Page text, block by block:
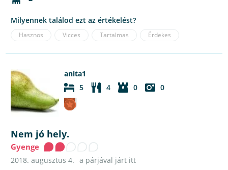
Milyennek találod ezt az értékelést?
Hasznos Vicces Tartalmas Érdekes
anita1
5
4 0 0
Nem jó hely.
Gyenge
2018. augusztus 4. a párjával járt itt